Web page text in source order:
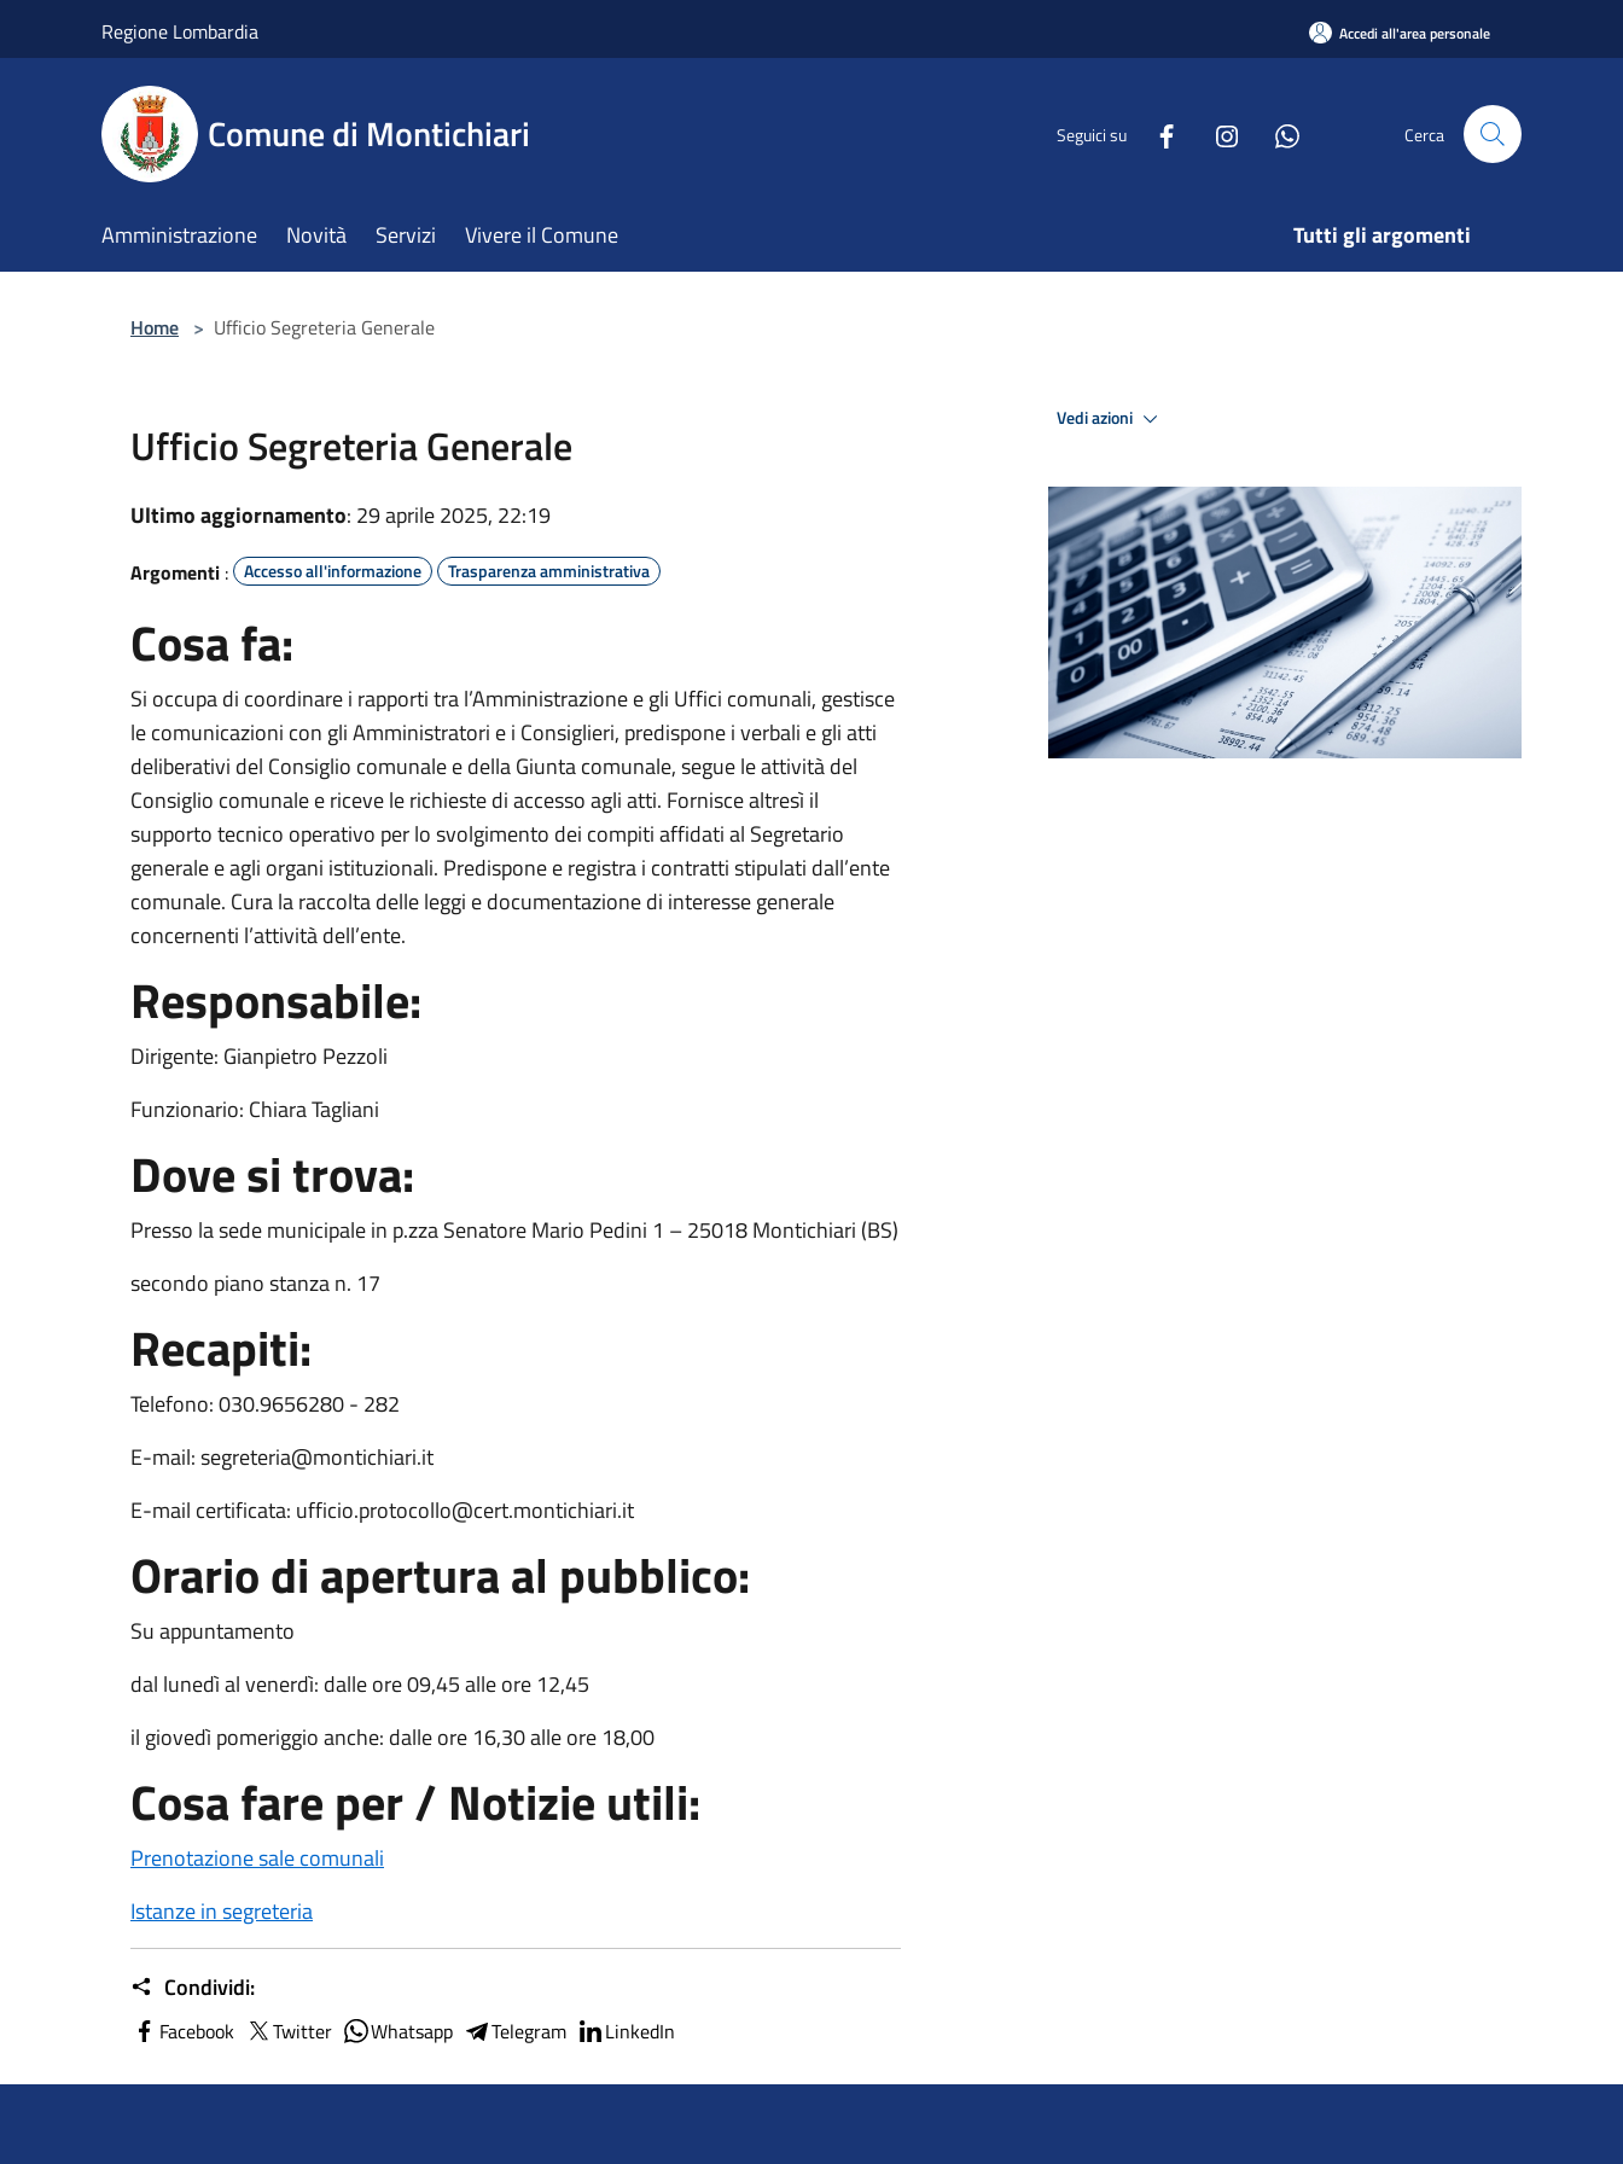
Regione Lombardia Accedi all'area personale
Comune di Montichiari Seguici su Cerca
Amministrazione Novità Servizi Vivere il Comune Tutti gli argomenti
Home > Ufficio Segreteria Generale
Ufficio Segreteria Generale
Ultimo aggiornamento: 29 aprile 2025, 22:19
Argomenti : Accesso all'informazione Trasparenza amministrativa
Cosa fa:
Si occupa di coordinare i rapporti tra l’Amministrazione e gli Uffici comunali, gestisce
le comunicazioni con gli Amministratori e i Consiglieri, predispone i verbali e gli atti
deliberativi del Consiglio comunale e della Giunta comunale, segue le attività del
Consiglio comunale e riceve le richieste di accesso agli atti. Fornisce altresì il
supporto tecnico operativo per lo svolgimento dei compiti affidati al Segretario
generale e agli organi istituzionali. Predispone e registra i contratti stipulati dall’ente
comunale. Cura la raccolta delle leggi e documentazione di interesse generale
concernenti l’attività dell’ente.
Responsabile:
Dirigente: Gianpietro Pezzoli
Funzionario: Chiara Tagliani
Dove si trova:
Presso la sede municipale in p.zza Senatore Mario Pedini 1 – 25018 Montichiari (BS)
secondo piano stanza n. 17
Recapiti:
Telefono: 030.9656280 - 282
E-mail: segreteria@montichiari.it
E-mail certificata: ufficio.protocollo@cert.montichiari.it
Orario di apertura al pubblico:
Su appuntamento
dal lunedì al venerdì: dalle ore 09,45 alle ore 12,45
il giovedì pomeriggio anche: dalle ore 16,30 alle ore 18,00
Cosa fare per / Notizie utili:
Prenotazione sale comunali
Istanze in segreteria
Condividi:
Facebook Twitter Whatsapp Telegram LinkedIn
Vedi azioni